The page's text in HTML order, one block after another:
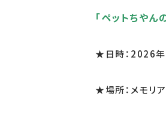
「ペットちや
★日時：2026
★場所：メモリ